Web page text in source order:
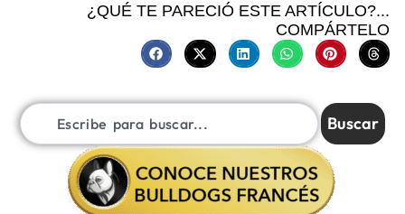
¿QUÉ TE PARECIÓ ESTE ARTÍCULO?...
COMPÁRTELO
Buscar